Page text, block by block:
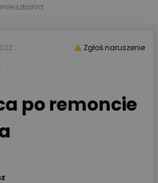
Zgłoś naruszenie
po remoncie